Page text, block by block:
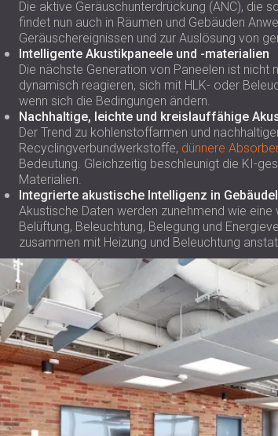
Die aktive Geräuschunterdrückung (ANC), die
findet nun auch in Räumen und Gebäuden
Geräuschereignissen und zur Auslösung von
Intelligente Akustikpaneele und -materialien
Die nächste Generation von Paneelen ist nicht
dynamisch reagieren, sich mit HLK- oder
wenn sich die Bedingungen ändern.
Nachhaltige, leichte und kreislauffähige
Der Trend zu kohlenstoffarmen und
Recyclingverbundwerkstoffe, dünnere
Bedeutung. Gleichzeitig beschleunigt die KI-
Materialien.
Integrierte akustische Intelligenz in
Akustische Daten werden zunehmend wie
Belüftung, Beleuchtung, Belegung und
zusammen mit Heizung und Beleuchtung